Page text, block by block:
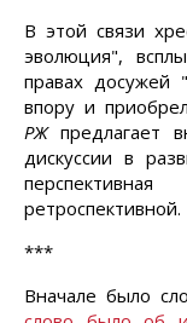
В этой связи
эволюция",
правах досужей
впору и
РЖпредлагает
дискуссии в
ретроспективной.
***
Вначале было